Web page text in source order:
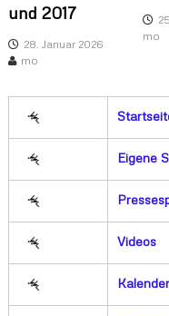
und 2017
28. Januar 2026
mo
mo
Eigene
Videos
Kalender